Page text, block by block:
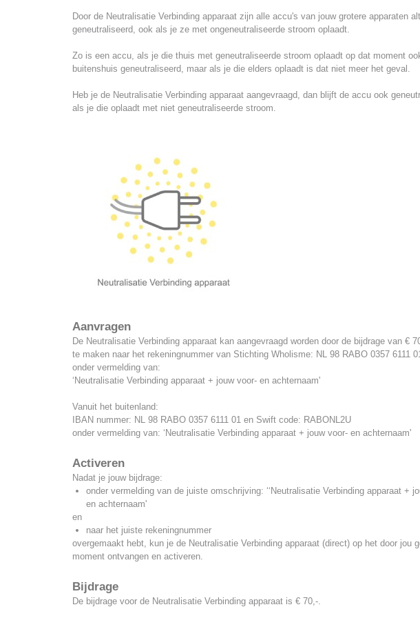
Door de Neutralisatie Verbinding apparaat zijn alle accu's van jouw grotere apparaten
geneutraliseerd, ook als je ze met ongeneutraliseerde stroom oplaadt.
Zo is een accu, als je die thuis met geneutraliseerde stroom oplaadt op dat moment
buitenshuis geneutraliseerd, maar als je die elders oplaadt is dat niet meer het geval.
Heb je de Neutralisatie Verbinding apparaat aangevraagd, dan blijft de accu ook
als je die oplaadt met niet geneutraliseerde stroom.
Aanvragen
De Neutralisatie Verbinding apparaat kan aangevraagd worden door de bijdrage van €
te maken naar het rekeningnummer van Stichting Wholisme: NL 98 RABO 0357 6111
onder vermelding van:
‘Neutralisatie Verbinding apparaat + jouw voor- en achternaam'
Vanuit het buitenland:
IBAN nummer: NL 98 RABO 0357 6111 01 en Swift code: RABONL2U
onder vermelding van: ‘Neutralisatie Verbinding apparaat + jouw voor- en achternaam'
Activeren
Nadat je jouw bijdrage:
onder vermelding van de juiste omschrijving: ‘‘Neutralisatie Verbinding apparaat +
en achternaam'
en
naar het juiste rekeningnummer
overgemaakt hebt, kun je de Neutralisatie Verbinding apparaat (direct) op het door jou
moment ontvangen en activeren.
Bijdrage
De bijdrage voor de Neutralisatie Verbinding apparaat is € 70,-.